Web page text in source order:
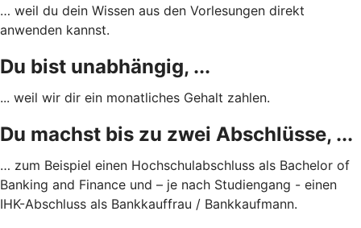
… weil du dein Wissen aus den Vorlesungen direkt
anwenden kannst.
Du bist unabhängig, ...
... weil wir dir ein monatliches Gehalt zahlen.
Du machst bis zu zwei Abschlüsse, ...
… zum Beispiel einen Hochschulabschluss als Bachelor of
Banking and Finance und – je nach Studiengang - einen
IHK-Abschluss als Bankkauffrau / Bankkaufmann.